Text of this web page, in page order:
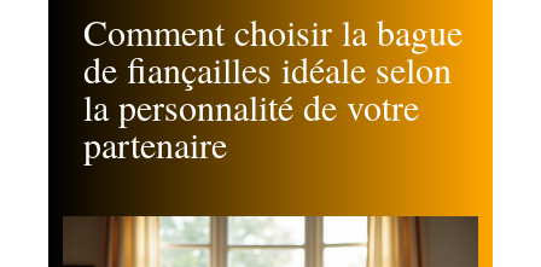
Comment choisir la bague
de fiançailles idéale selon
la personnalité de votre
partenaire